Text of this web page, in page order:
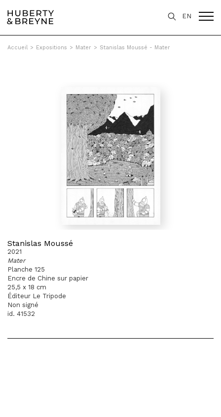
EN
Accueil > Expositions > Mater > Stanislas Moussé - Mater
Stanislas Moussé
2021
Mater
Planche 125
Encre de Chine sur papier
25,5 x 18 cm
Éditeur Le Tripode
Non signé
id. 41532